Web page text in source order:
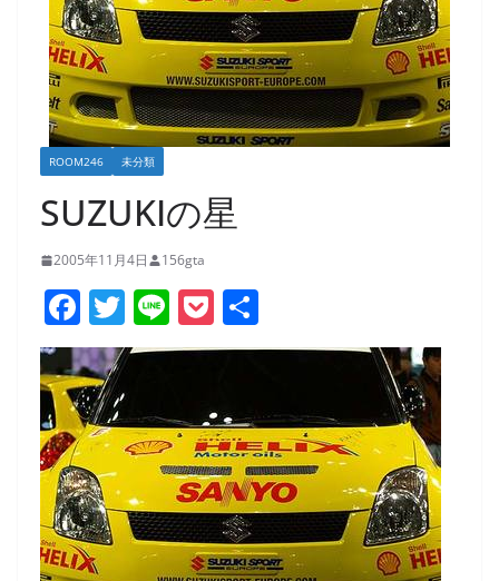
ROOM246 未分類
SUZUKIの星
2005年11月4日 156gta
F
a
c
e
b
o
o
k
T
w
itt
er
Li
n
P
o
et
有